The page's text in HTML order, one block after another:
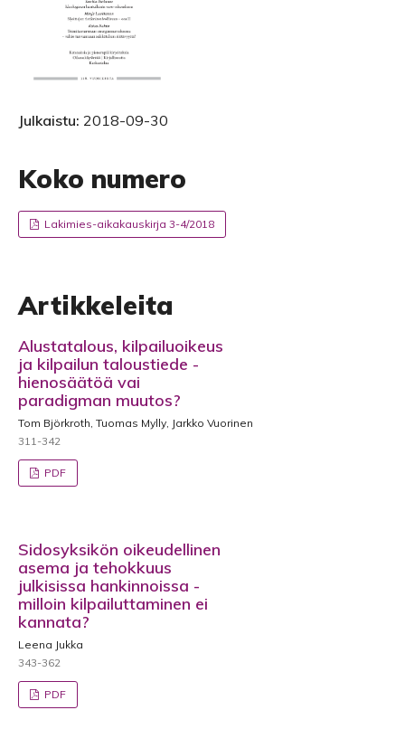
Julkaistu: 2018-09-30
Koko numero
Lakimies-aikakauskirja 3-4/2018
Artikkeleita
Alustatalous, kilpailuoikeus
ja kilpailun taloustiede -
hienosäätöä vai
paradigman muutos?
Tom Björkroth, Tuomas Mylly, Jarkko Vuorinen
311-342
PDF
Sidosyksikön oikeudellinen
asema ja tehokkuus
julkisissa hankinnoissa -
milloin kilpailuttaminen ei
kannata?
Leena Jukka
343-362
PDF